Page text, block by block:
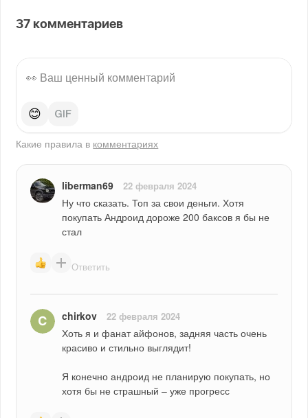
37 комментариев
😊
Какие правила в комментариях
liberman69 22 февраля 2024
Ну что сказать. Топ за свои деньги. Хотя
покупать Андроид дороже 200 баксов я бы не
стал
Ответить
chirkov 22 февраля 2024
Хоть я и фанат айфонов, задняя часть очень
красиво и стильно выглядит!
Я конечно андроид не планирую покупать, но
хотя бы не страшный – уже прогресс